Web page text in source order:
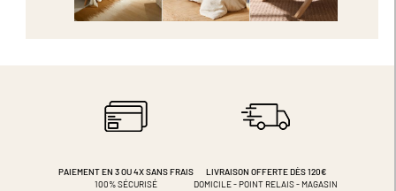
PAIEMENT EN 3 OU 4XSANS FRAIS
100% SÉCURISÉ
LIVRAISON OFFERTE DÈS 120€
DOMICILE - POINT RELAIS - MAGASIN